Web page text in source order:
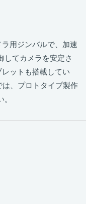
用ジンバルで、加速
してカメラを安定さ
ットも搭載してい
、プロトタイプ製作